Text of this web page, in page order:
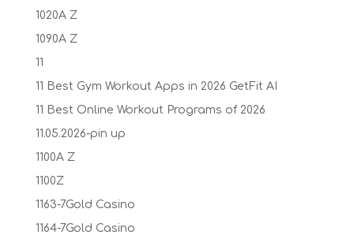
1020A Z
1090A Z
11
11 Best Gym Workout Apps in 2026 GetFit AI
11 Best Online Workout Programs of 2026
11.05.2026-pin up
1100A Z
1100Z
1163-7Gold Casino
1164-7Gold Casino